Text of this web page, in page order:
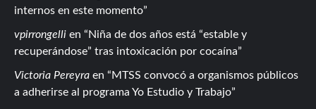
internos en este momento
vpirrongelli en
Niña de dos años está “estable y
recuperándose” tras intoxicación por cocaína
Victoria Pereyra en
MTSS convocó a organismos públicos
a adherirse al programa Yo Estudio y Trabajo